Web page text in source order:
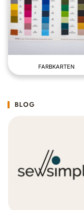
FARBKARTEN
BLOG